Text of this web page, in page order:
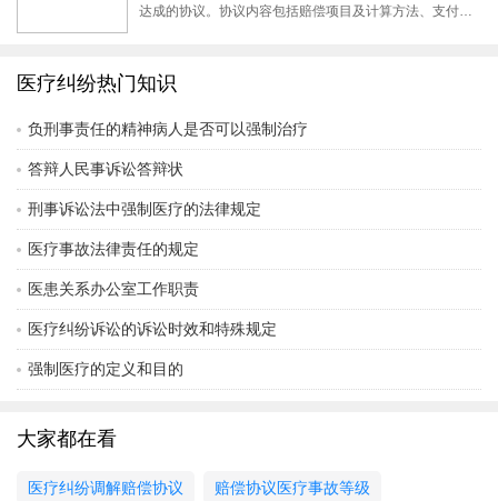
达成的协议。协议内容包括赔偿项目及计算方法、支付款
向对方主张权利。
医疗纠纷热门知识
负刑事责任的精神病人是否可以强制治疗
答辩人民事诉讼答辩状
刑事诉讼法中强制医疗的法律规定
医疗事故法律责任的规定
医患关系办公室工作职责
医疗纠纷诉讼的诉讼时效和特殊规定
强制医疗的定义和目的
大家都在看
医疗纠纷调解赔偿协议 赔偿协议医疗事故等级